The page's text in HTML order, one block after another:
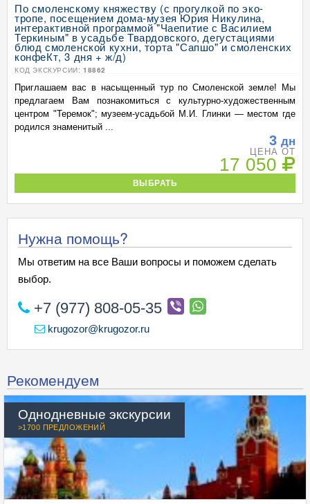
По смоленскому княжеству (с прогулкой по эко-
тропе, посещением дома-музея Юрия Никулина,
интерактивной программой "Чаепитие с Василием
Теркиным" в усадьбе Твардовского, дегустациями
блюд смоленской кухни, торта "Сапшо" и смоленских
конфеКт, 3 дня + ж/д)
КОД ЭКСКУРСИИ: 18862
Приглашаем вас в насыщенный тур по Смоленской земле! Мы
предлагаем Вам познакомиться с культурно-художественным
центром "Теремок"; музеем-усадьбой М.И. Глинки — местом где
родился знаменитый ...
3 дн
ЦЕНА ОТ
17 050
ВЫБРАТЬ
Нужна помощь?
Мы ответим на все Ваши вопросы и поможем сделать
выбор.
+7 (977) 808-05-35
krugozor@krugozor.ru
Рекомендуем
Однодневные экскурсии
>1700 ПРЕДЛОЖЕНИЙ